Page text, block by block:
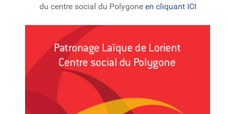
du centre social du Polygone en cliquant ICI